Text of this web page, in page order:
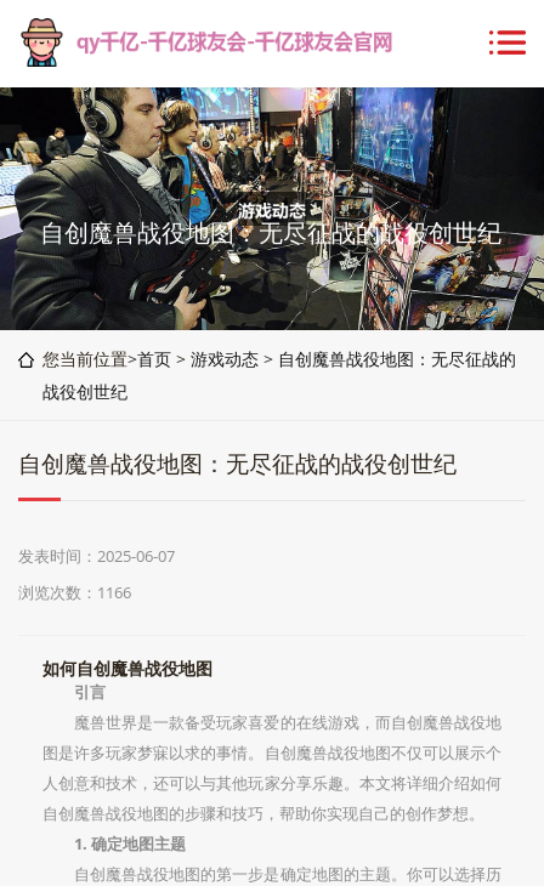
自创魔兽战役地图：无尽征战的战役创世纪
您当前位置>首页 > 游戏动态 > 自创魔兽战役地图：无尽征战的
战役创世纪
自创魔兽战役地图：无尽征战的战役创世纪
发表时间：2025-06-07
浏览次数：1166
如何自创魔兽战役地图
引言
魔兽世界是一款备受玩家喜爱的在线游戏，而自创魔兽战役地
图是许多玩家梦寐以求的事情。自创魔兽战役地图不仅可以展示个
人创意和技术，还可以与其他玩家分享乐趣。本文将详细介绍如何
自创魔兽战役地图的步骤和技巧，帮助你实现自己的创作梦想。
1. 确定地图主题
自创魔兽战役地图的第一步是确定地图的主题。你可以选择历